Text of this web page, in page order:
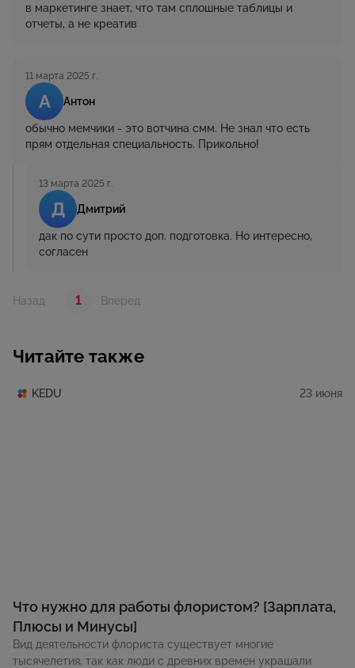
в маркетинге знает, что там сплошные таблицы и
отчеты, а не креатив
А Антон
11 марта 2025 г.
обычно мемчики - это вотчина смм. Не знал что есть
прям отдельная специальность. Прикольно!
Д Дмитрий
13 марта 2025 г.
дак по сути просто доп. подготовка. Но интересно,
согласен
Назад 1 Вперед
Читайте также
KEDU 23 июня
Что нужно для работы флористом? [Зарплата,
Плюсы и Минусы]
Вид деятельности флориста существует многие
тысячелетия, так как люди с древних времен украшали